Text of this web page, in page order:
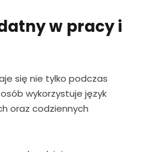
w pracy i
się nie tylko podczas
wykorzystuje język
oraz codziennych